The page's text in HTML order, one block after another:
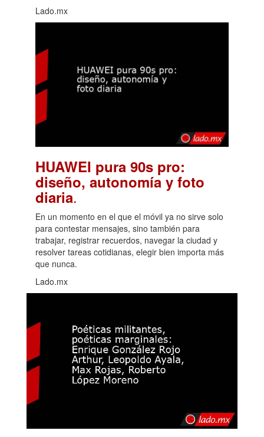
Lado.mx
HUAWEI pura 90s pro:
diseño, autonomía y foto
diaria.
En un momento en el que el móvil ya no sirve solo
para contestar mensajes, sino también para
trabajar, registrar recuerdos, navegar la ciudad y
resolver tareas cotidianas, elegir bien importa más
que nunca.
Lado.mx